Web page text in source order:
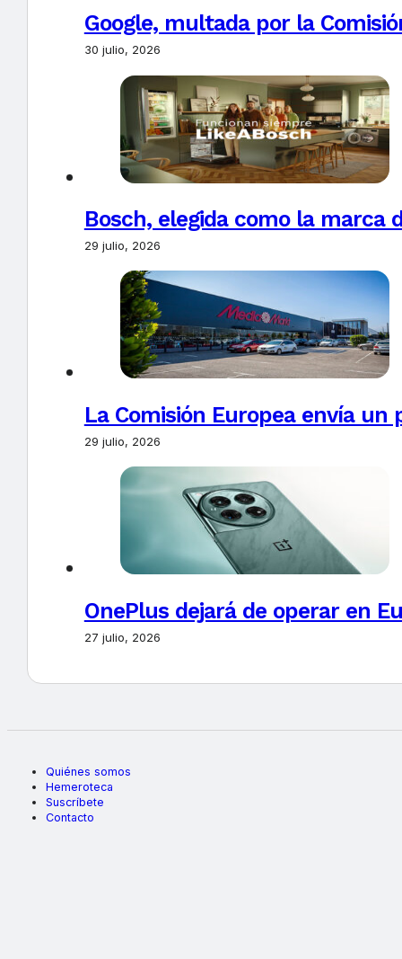
Google, multada por la
30 julio, 2026
Bosch, elegida como la marca
29 julio, 2026
La Comisión Europea envía un
29 julio, 2026
OnePlus dejará de operar en
27 julio, 2026
Quiénes somos
Hemeroteca
Suscríbete
Contacto